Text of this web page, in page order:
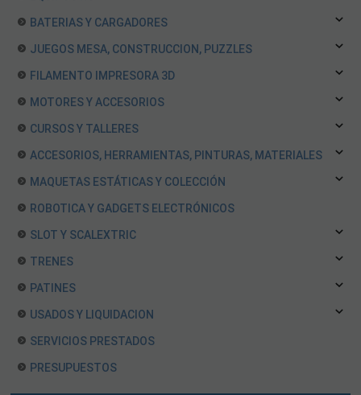
BATERIAS Y CARGADORES
JUEGOS MESA, CONSTRUCCION, PUZZLES
FILAMENTO IMPRESORA 3D
MOTORES Y ACCESORIOS
CURSOS Y TALLERES
ACCESORIOS, HERRAMIENTAS, PINTURAS, MATERIALES
MAQUETAS ESTÁTICAS Y COLECCIÓN
ROBOTICA Y GADGETS ELECTRÓNICOS
SLOT Y SCALEXTRIC
TRENES
PATINES
USADOS Y LIQUIDACION
SERVICIOS PRESTADOS
PRESUPUESTOS